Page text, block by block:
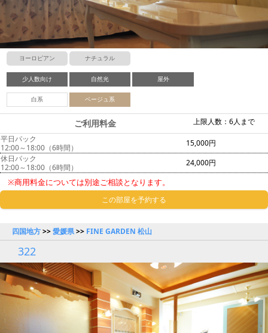
ヨーロピアン ナチュラル
少人数向け 自然光 屋外
白系 ベージュ系
上限人数：6人まで
ご利用料金
平日パック
12:00～18:00（6時間）
15,000円
休日パック
12:00～18:00（6時間）
24,000円
※商用料金については別途ご相談となります。
この部屋を予約する
四国地方>>愛媛県>> FINE GARDEN 松山
322